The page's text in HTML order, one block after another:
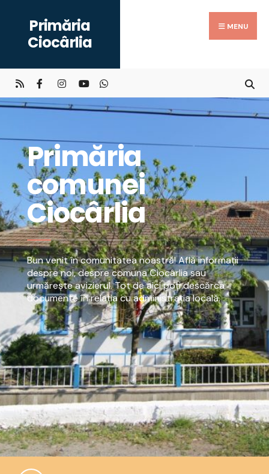
Primăria
Ciocârlia
MENU
Primăria
comunei
Ciocârlia
Bun venit în comunitatea noastră! Află informații
despre noi, despre comuna Ciocârlia sau
urmărește avizierul. Tot de aici poți descărca
documente în relația cu administrația locală.